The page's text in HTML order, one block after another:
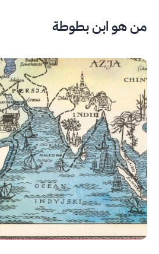
من هو ابن بطوطة